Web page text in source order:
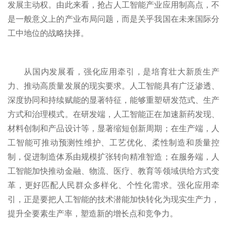
发展主动权。由此来看，抢占人工智能产业应用制高点，不
是一般意义上的产业布局问题，而是关乎我国在未来国际分
工中地位的战略抉择。
从国内发展看，强化应用牵引，是培育壮大新质生产
力、推动高质量发展的现实要求。人工智能具有广泛渗透、
深度协同和持续赋能的显著特征，能够重塑研发范式、生产
方式和治理模式。在研发端，人工智能正在加速新药发现、
材料创制和产品设计等，显著缩短创新周期；在生产端，人
工智能可推动预测性维护、工艺优化、柔性制造和质量控
制，促进制造体系由规模扩张转向精准智造；在服务端，人
工智能加快推动金融、物流、医疗、教育等领域供给方式变
革，更好匹配人民群众多样化、个性化需求。强化应用牵
引，正是要把人工智能的技术潜能加快转化为现实生产力，
提升全要素生产率，塑造新的增长点和竞争力。